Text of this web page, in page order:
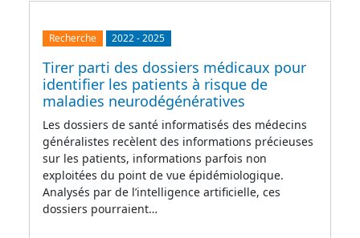
Recherche 2022-2025
Tirer parti des dossiers médicaux pour
identifier les patients à risque de
maladies neurodégénératives
Les dossiers de santé informatisés des médecins
généralistes recèlent des informations précieuses
sur les patients, informations parfois non
exploitées du point de vue épidémiologique.
Analysés par de l’intelligence artificielle, ces
dossiers pourraient…